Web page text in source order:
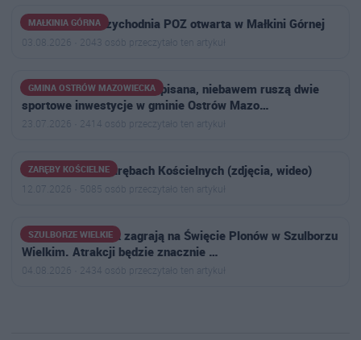
MAŁKINIA GÓRNA
Nowoczesna przychodnia POZ otwarta w Małkini Górnej
03.08.2026 · 2043 osób przeczytało ten artykuł
GMINA OSTRÓW MAZOWIECKA
Umowa z wykonawcą podpisana, niebawem ruszą dwie
sportowe inwestycje w gminie Ostrów Mazo…
23.07.2026 · 2414 osób przeczytało ten artykuł
ZARĘBY KOŚCIELNE
Letni Festyn w Zarębach Kościelnych (zdjęcia, wideo)
12.07.2026 · 5085 osób przeczytało ten artykuł
SZULBORZE WIELKIE
Weekend i Roxaok zagrają na Święcie Plonów w Szulborzu
Wielkim. Atrakcji będzie znacznie …
04.08.2026 · 2434 osób przeczytało ten artykuł